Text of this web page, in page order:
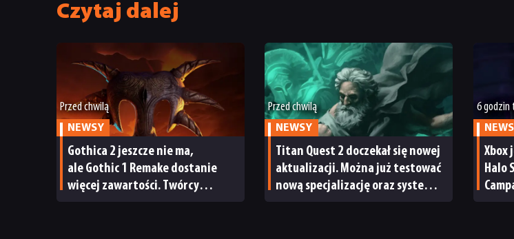
Czytaj dalej
Przed chwilą
NEWSY
Gothica 2 jeszcze nie ma,
ale Gothic 1 Remake dostanie
więcej zawartości. Twórcy
Przed chwilą
NEWSY
Titan Quest 2 doczekał się nowej
aktualizacji. Można już testować
nową specjalizację oraz system
6 godzin
Xbox
Halo